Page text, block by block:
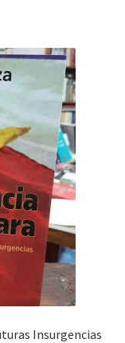
Insurgencias